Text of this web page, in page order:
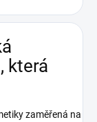
která
zaměřená na